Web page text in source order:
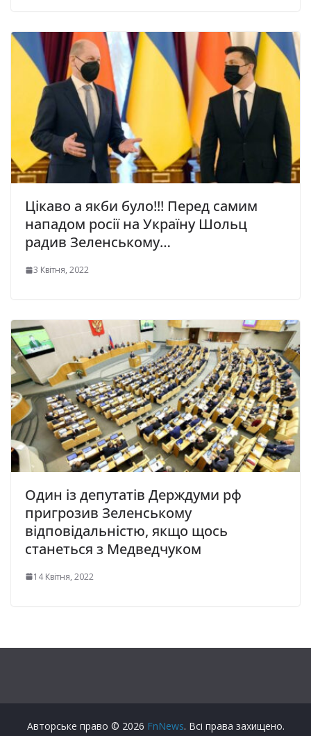
Цікаво а якби було!!! Перед самим
нападом росії на Україну Шольц
радив Зеленському…
3 Квітня, 2022
Один із депутатів Держдуми рф
пригрозив Зеленському
відповідальністю, якщо щось
станеться з Медведчуком
14 Квітня, 2022
Авторське право © 2026 FnNews. Всі права захищено.